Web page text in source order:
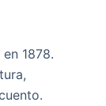
1878.